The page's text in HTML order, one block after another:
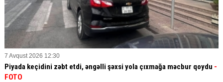
7 Avqust 2026 12:30
Piyada keçidini zəbt etdi, əngəlli şəxsi yola çıxmağa məcbur qoydu -
FOTO